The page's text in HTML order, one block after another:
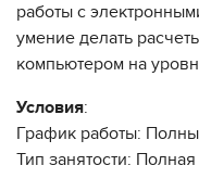
работы с
умение делать
компьютером на
Условия:
График работы:
Тип занятости: Полная